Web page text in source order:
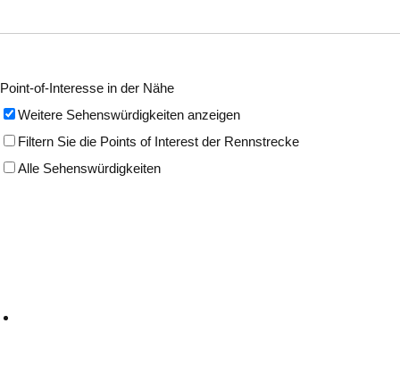
Point-of-Interesse in der Nähe
Weitere Sehenswürdigkeiten anzeigen
Filtern Sie die Points of Interest der Rennstrecke
Alle Sehenswürdigkeiten